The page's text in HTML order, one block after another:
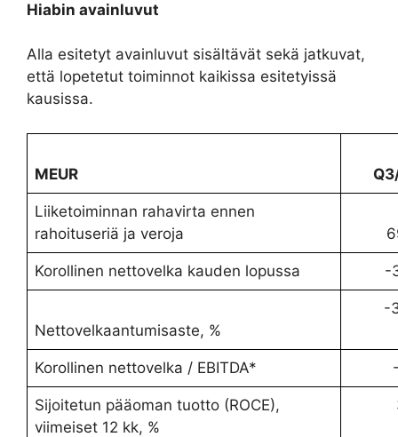
Hiabin avainluvut
Alla esitetyt avainluvut sisältävät sekä jatkuvat,
että lopetetut toiminnot kaikissa esitetyissä
kausissa.
MEUR
Liiketoiminnan rahavirta ennen
rahoituseriä ja veroja
Korollinen nettovelka kauden lopussa -
Nettovelkaantumisaste, %
-
Korollinen nettovelka / EBITDA*
Sijoitetun pääoman tuotto (ROCE),
viimeiset 12 kk, %